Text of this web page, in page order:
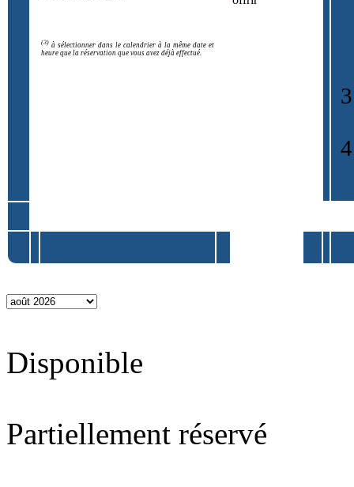
(3) à sélectionner dans le calendrier à la même date et
heure que la réservation que vous avez déjà effectué.
Disponible
Partiellement réservé